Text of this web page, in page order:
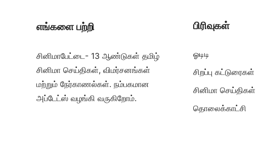
எங்களை பற்றி
சினிமாபேட்டை- 13 ஆண்டுகள் தமிழ்
சினிமா செய்திகள், விமர்சனங்கள்
மற்றும் நேர்காணல்கள். நம்பகமான
அப்டேட்ஸ் வழங்கி வருகிறோம்.
பிரிவுகள்
ஓடிடி
சிறப்பு கட்டுரைகள்
சினிமா செய்திகள்
தொலைக்காட்சி